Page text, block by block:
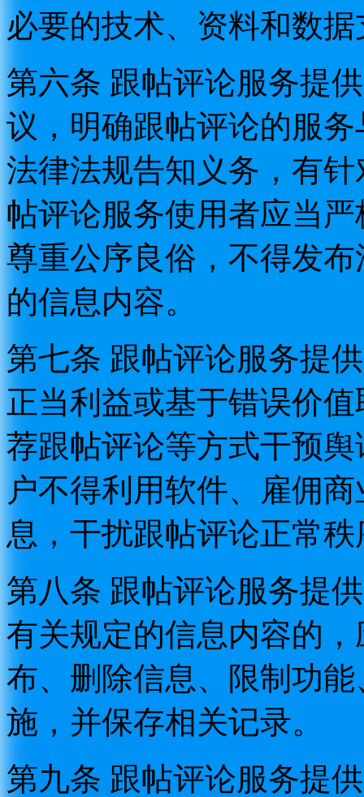
必要的技术、资料和数
第六条 跟帖评论服务提
议，明确跟帖评论的服
法律法规告知义务，有
帖评论服务使用者应当
尊重公序良俗，不得发
的信息内容。
第七条 跟帖评论服务提
正当利益或基于错误价
荐跟帖评论等方式干预
户不得利用软件、雇佣
息，干扰跟帖评论正常
第八条 跟帖评论服务提
有关规定的信息内容的
布、删除信息、限制功
施，并保存相关记录。
第九条 跟帖评论服务提